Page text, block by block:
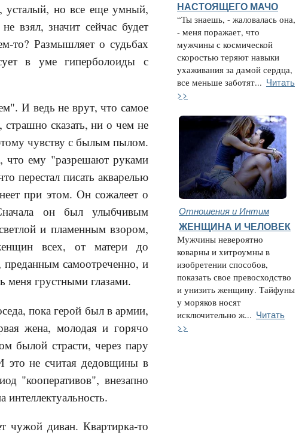
но все еще умный,
взял, значит сейчас будет
то? Размышляет о судьбах
в уме гиперболоиды с
И ведь не врут, что самое
сказать, ни о чем не
чувству с былым пылом.
что ему "разрешают руками
перестал писать акварелью
при этом. Он сожалеет о
он был улыбчивым
и пламенным взором,
всех, от матери до
самоотреченно, и
меня грустными глазами.
пока герой был в армии,
жена, молодая и горячо
былой страсти, через пару
это не считая дедовщины в
"кооперативов", внезапно
диван. Квартирка-то
НАСТОЯЩЕГО МАЧО
“Ты знаешь, - жаловалась она,
- меня поражает, что
мужчины с космической
скоростью теряют навыки
ухаживания за дамой сердца,
все меньше заботят... Читать
>>
Отношения и Интим
ЖЕНЩИНА И ЧЕЛОВЕК
Мужчины невероятно
коварны и хитроумны в
изобретении способов,
показать свое превосходство
и унизить женщину. Тайфуны
у моряков носят
исключительно ж... Читать
>>